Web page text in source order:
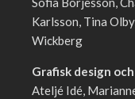
Karlsson, Tina
Wickberg
Grafisk design
Ateljé Idé,